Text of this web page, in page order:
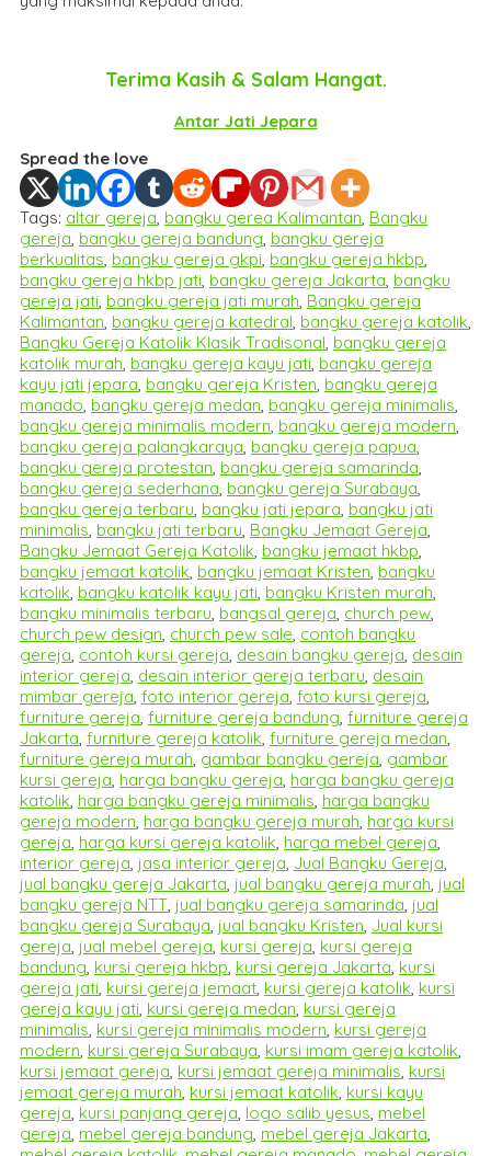
Terima Kasih & Salam Hangat.
Antar Jati Jepara
Spread the love
Tags: altar gereja, bangku gerea Kalimantan, Bangku
gereja, bangku gereja bandung, bangku gereja
berkualitas, bangku gereja gkpi, bangku gereja hkbp,
bangku gereja hkbp jati, bangku gereja Jakarta, bangku
gereja jati, bangku gereja jati murah, Bangku gereja
Kalimantan, bangku gereja katedral, bangku gereja katolik,
Bangku Gereja Katolik Klasik Tradisonal, bangku gereja
katolik murah, bangku gereja kayu jati, bangku gereja
kayu jati jepara, bangku gereja Kristen, bangku gereja
manado, bangku gereja medan, bangku gereja minimalis,
bangku gereja minimalis modern, bangku gereja modern,
bangku gereja palangkaraya, bangku gereja papua,
bangku gereja protestan, bangku gereja samarinda,
bangku gereja sederhana, bangku gereja Surabaya,
bangku gereja terbaru, bangku jati jepara, bangku jati
minimalis, bangku jati terbaru, Bangku Jemaat Gereja,
Bangku Jemaat Gereja Katolik, bangku jemaat hkbp,
bangku jemaat katolik, bangku jemaat Kristen, bangku
katolik, bangku katolik kayu jati, bangku Kristen murah,
bangku minimalis terbaru, bangsal gereja, church pew,
church pew design, church pew sale, contoh bangku
gereja, contoh kursi gereja, desain bangku gereja, desain
interior gereja, desain interior gereja terbaru, desain
mimbar gereja, foto interior gereja, foto kursi gereja,
furniture gereja, furniture gereja bandung, furniture gereja
Jakarta, furniture gereja katolik, furniture gereja medan,
furniture gereja murah, gambar bangku gereja, gambar
kursi gereja, harga bangku gereja, harga bangku gereja
katolik, harga bangku gereja minimalis, harga bangku
gereja modern, harga bangku gereja murah, harga kursi
gereja, harga kursi gereja katolik, harga mebel gereja,
interior gereja, jasa interior gereja, Jual Bangku Gereja,
jual bangku gereja Jakarta, jual bangku gereja murah, jual
bangku gereja NTT, jual bangku gereja samarinda, jual
bangku gereja Surabaya, jual bangku Kristen, Jual kursi
gereja, jual mebel gereja, kursi gereja, kursi gereja
bandung, kursi gereja hkbp, kursi gereja Jakarta, kursi
gereja jati, kursi gereja jemaat, kursi gereja katolik, kursi
gereja kayu jati, kursi gereja medan, kursi gereja
minimalis, kursi gereja minimalis modern, kursi gereja
modern, kursi gereja Surabaya, kursi imam gereja katolik,
kursi jemaat gereja, kursi jemaat gereja minimalis, kursi
jemaat gereja murah, kursi jemaat katolik, kursi kayu
gereja, kursi panjang gereja, logo salib yesus, mebel
gereja, mebel gereja bandung, mebel gereja Jakarta,